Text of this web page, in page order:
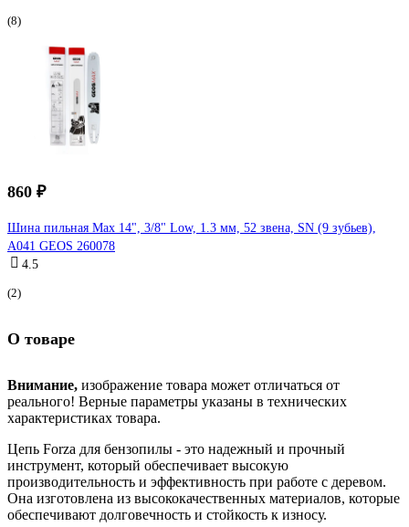
(8)
860 ₽
Шина пильная Max 14", 3/8" Low, 1.3 мм, 52 звена, SN (9 зубьев),
A041 GEOS 260078
4.5
(2)
О товаре
Внимание, изображение товара может отличаться от
реального! Верные параметры указаны в технических
характеристиках товара.
Цепь Forza для бензопилы - это надежный и прочный
инструмент, который обеспечивает высокую
производительность и эффективность при работе с деревом.
Она изготовлена из высококачественных материалов, которые
обеспечивают долговечность и стойкость к износу.